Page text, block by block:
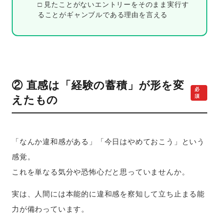
□ 見たことがないエントリーをそのまま実行す
ることがギャンブルである理由を言える
② 直感は「経験の蓄積」が形を変
えたもの
必
須
「なんか違和感がある」「今日はやめておこう」という
感覚。
これを単なる気分や恐怖心だと思っていませんか。
実は、人間には本能的に違和感を察知して立ち止まる能
力が備わっています。